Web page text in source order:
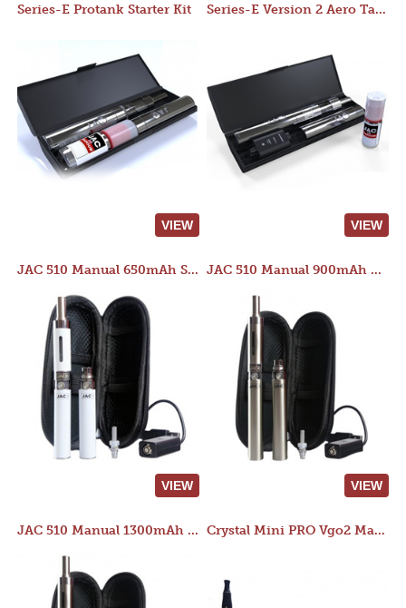
Series-E Protank Starter Kit
VIEW
Series-E Version 2 Aero Tank Starter Kit
VIEW
JAC 510 Manual 650mAh Starter Kit
VIEW
JAC 510 Manual 900mAh Starter Kit
VIEW
JAC 510 Manual 1300mAh Starter Kit Crystal Mini PRO Vgo2 Manual 400mAh Kit